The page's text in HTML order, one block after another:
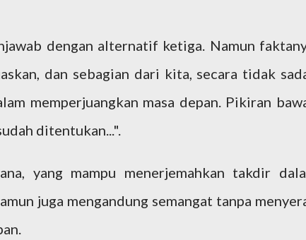
dengan alternatif ketiga. Namun
dan sebagian dari kita, secara tidak
memperjuangkan masa depan. Pikiran
ditentukan...".
yang mampu menerjemahkan takdir
juga mengandung semangat tanpa